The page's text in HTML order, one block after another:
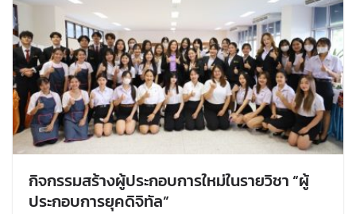
กิจกรรมสร้างผู้ประกอบการใหม่ในรายวิชา “ผู้
ประกอบการยุคดิจิทัล”